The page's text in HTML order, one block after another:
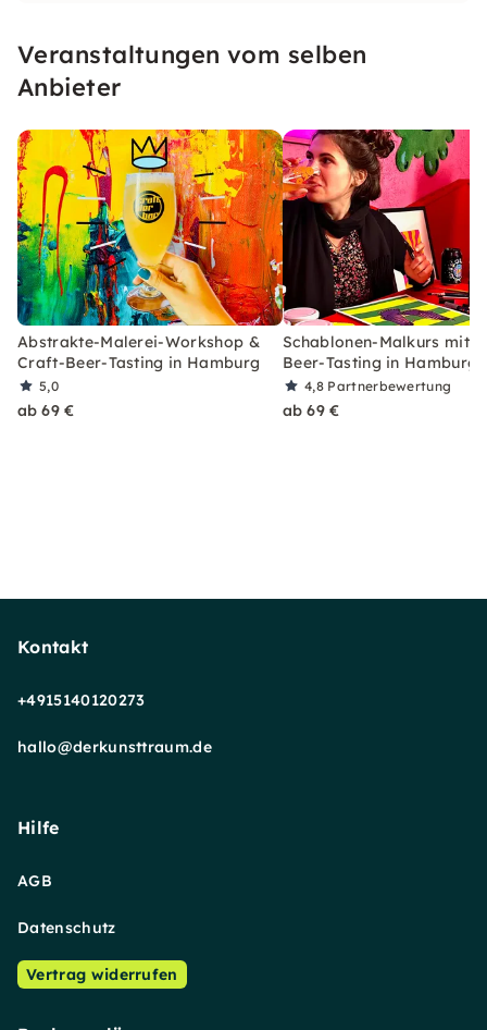
anzuregen und die vielfältige Kunstwelt im
pulsierenden Herzen Hamburgs zu feiern.
Begleite uns auf eine transformative
künstlerische Reise!
Veranstaltungen vom selben
Anbieter
Abstrakte-Malerei-Workshop &
Craft-Beer-Tasting in Hamburg
5,0
ab 69 €
Schablonen-Malkurs mit
Beer-Tasting in Hamburg
4,8 Partnerbewertung
ab 69 €
Kontakt
+4915140120273
hallo@derkunsttraum.de
Hilfe
AGB
Datenschutz
Vertrag widerrufen